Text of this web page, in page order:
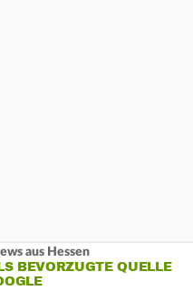
aus Hessen
BEVORZUGTE QUELLE